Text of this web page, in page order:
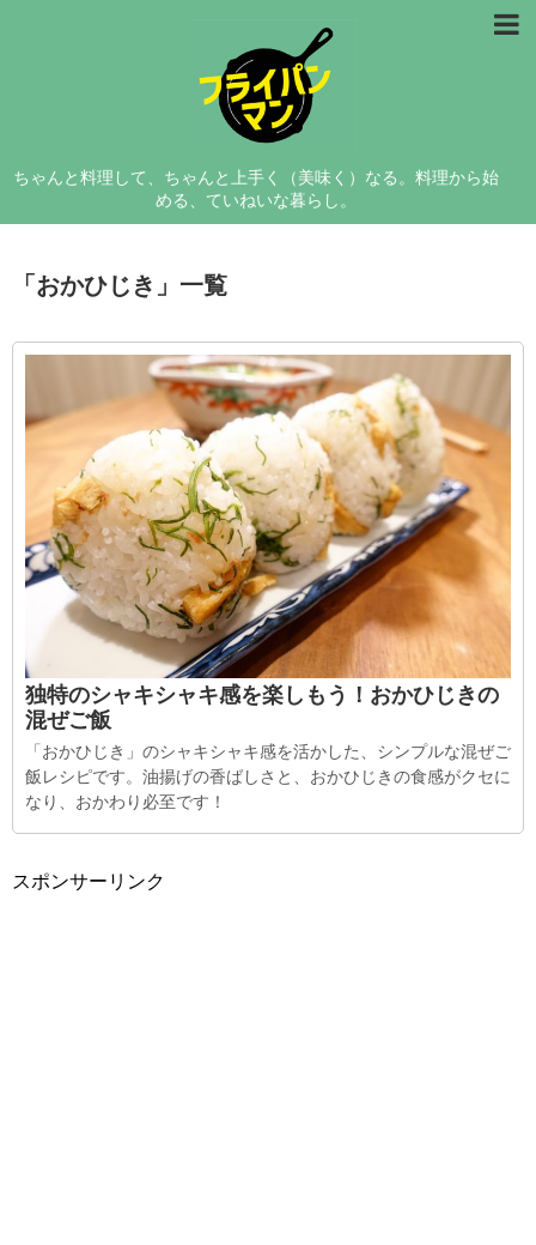
ちゃんと料理して、ちゃんと上手く（美味く）なる。料理から始
める、ていねいな暮らし。
「 おかひじき 」 一覧
独特のシャキシャキ感を楽しもう！おかひじきの
混ぜご飯
「おかひじき」のシャキシャキ感を活かした、シンプルな混ぜご
飯レシピです。油揚げの香ばしさと、おかひじきの食感がクセに
なり、おかわり必至です！
スポンサーリンク
コラム